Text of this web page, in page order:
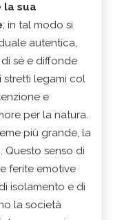
la sua
; in tal modo si
autentica,
sé e diffonde
legami col
e
per la natura.
più grande, la
Questo senso di
ferite emotive
isolamento e di
la società